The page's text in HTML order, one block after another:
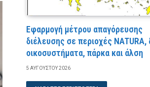
Εφαρμογή μέτρου απαγόρευσης
διέλευσης σε περιοχές NATURA,
οικοσυστήματα, πάρκα και άλση
5 ΑΥΓΟΎΣΤΟΥ 2026